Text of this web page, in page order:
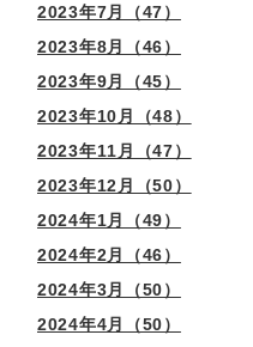
2023年7月（47）
2023年8月（46）
2023年9月（45）
2023年10月（48）
2023年11月（47）
2023年12月（50）
2024年1月（49）
2024年2月（46）
2024年3月（50）
2024年4月（50）